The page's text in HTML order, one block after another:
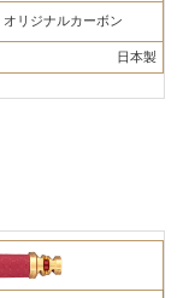
オリジナルカーボン
日本製